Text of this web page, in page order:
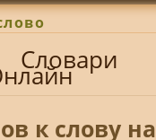
Словари
к слову на